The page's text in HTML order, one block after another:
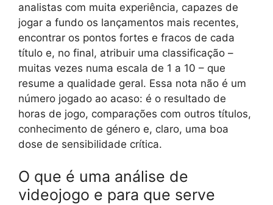
analistas com muita experiência, capazes de
jogar a fundo os lançamentos mais recentes,
encontrar os pontos fortes e fracos de cada
título e, no final, atribuir uma classificação –
muitas vezes numa escala de 1 a 10 – que
resume a qualidade geral. Essa nota não é um
número jogado ao acaso: é o resultado de
horas de jogo, comparações com outros títulos,
conhecimento de género e, claro, uma boa
dose de sensibilidade crítica.
O que é uma análise de
videojogo e para que serve